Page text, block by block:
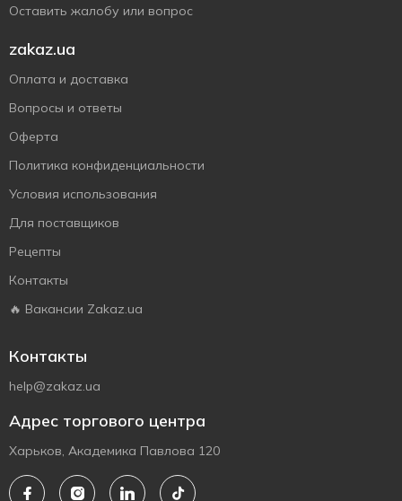
Оставить жалобу или вопрос
zakaz.ua
Оплата и доставка
Вопросы и ответы
Оферта
Политика конфиденциальности
Условия использования
Для поставщиков
Рецепты
Контакты
🔥 Вакансии Zakaz.ua
Контакты
help@zakaz.ua
Адрес торгового центра
Харьков, Академика Павлова 120